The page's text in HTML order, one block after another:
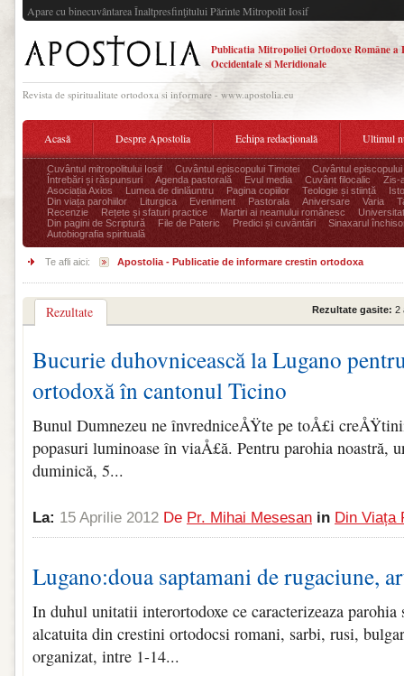
Apare cu binecuvântarea Înaltpresfinţitului Părinte Mitropolit Iosif
Publicatia Mitropoliei Ortodoxe Române a
Occidentale si Meridionale
Revista de spiritualitate ortodoxa si informare - www.apostolia.eu
Acasă Despre Apostolia Echipa redacțională Ultimul
Cuvântul mitropolitului Iosif Cuvântul episcopului Timotei
Cuvântul episcopului
Întrebări și răspunsuri
Agenda pastorală Evul media Cuvânt filocalic
Zis-
Asociația Axios
Lumea de dinlăuntru Pagina copiilor Teologie și stiință
Din viața parohiilor
Liturgica Eveniment Pastorala Aniversare Varia
Recenzie
Rețete și sfaturi practice Martiri ai neamului românesc
Din pagini de Scriptură
File de Pateric Predici și cuvântări
Sinaxarul
Autobiografia spirituală
Te afli aici: Apostolia - Publicatie de informare crestin ortodoxa
Rezultate Rezultate gasite: 2
Bucurie duhovnicească la Lugano
ortodoxă în cantonul Ticino
Bunul Dumnezeu ne învredniceÅŸte pe toÅ£i
popasuri luminoase în viaÅ£ă. Pentru parohia noastră,
duminică, 5...
La: 15 Aprilie 2012 De Pr. Mihai Mesesan in Din Viața
Lugano:doua saptamani de rugaciune,
In duhul unitatii interortodoxe ce caracterizeaza parohia
alcatuita din crestini ortodocsi romani, sarbi, rusi,
organizat, intre 1-14...